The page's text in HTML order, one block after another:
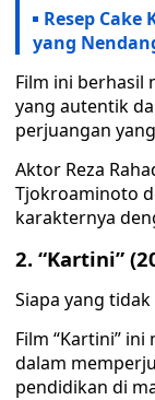
Resep Cake
yang
Film ini berhasil
yang autentik
perjuangan
Aktor Reza
Tjokroaminoto
karakternya
2. “Kartini”
Siapa yang
Film “Kartini”
dalam
pendidikan di